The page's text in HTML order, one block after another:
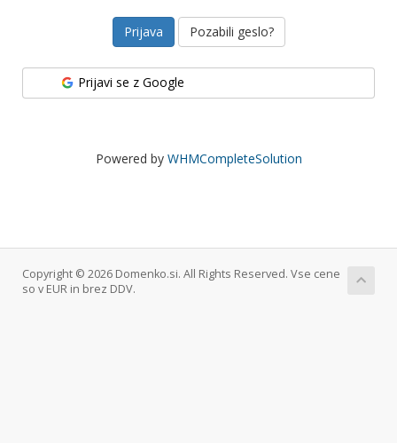
Pozabili geslo?
Prijavi se z Google
Powered by WHMCompleteSolution
Copyright © 2026 Domenko.si. All Rights Reserved. Vse cene
so v EUR in brez DDV.